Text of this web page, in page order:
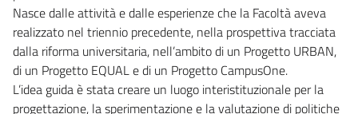
Nasce dalle attività e dalle esperienze che la Facoltà aveva
realizzato nel triennio precedente, nella prospettiva tracciata
dalla riforma universitaria, nell’ambito di un Progetto URBAN,
di un Progetto EQUAL e di un Progetto CampusOne.
L’idea guida è stata creare un luogo interistituzionale per la
progettazione, la sperimentazione e la valutazione di politiche